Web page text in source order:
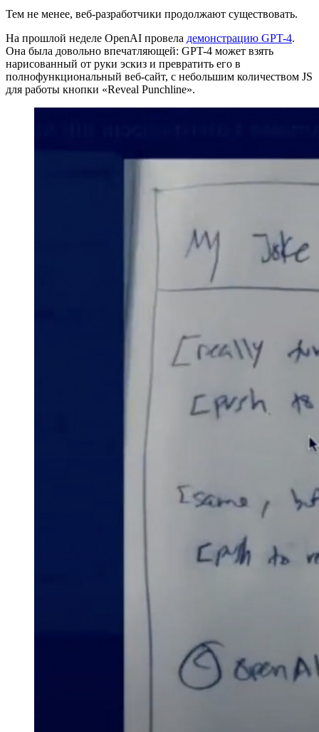
Тем не менее, веб-разработчики продолжают существовать.
На прошлой неделе OpenAI провела демонстрацию GPT-4.
Она была довольно впечатляющей: GPT-4 может взять
нарисованный от руки эскиз и превратить его в
полнофункциональный веб-сайт, с небольшим количеством JS
для работы кнопки «Reveal Punchline».